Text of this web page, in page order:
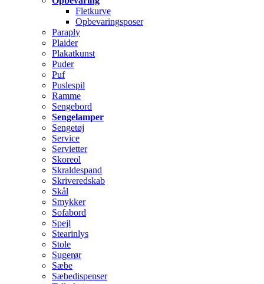
Fletkurve
Opbevaringsposer
Paraply
Plaider
Plakatkunst
Puder
Puf
Puslespil
Ramme
Sengebord
Sengelamper
Sengetøj
Service
Servietter
Skoreol
Skraldespand
Skriveredskab
Skål
Smykker
Sofabord
Spejl
Stearinlys
Stole
Sugerør
Sæbe
Sæbedispenser